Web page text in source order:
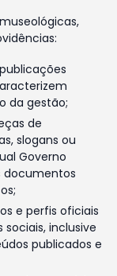
da gestão;
de
slogans ou
Governo
documentos
e perfis oficiais
inclusive
publicados e